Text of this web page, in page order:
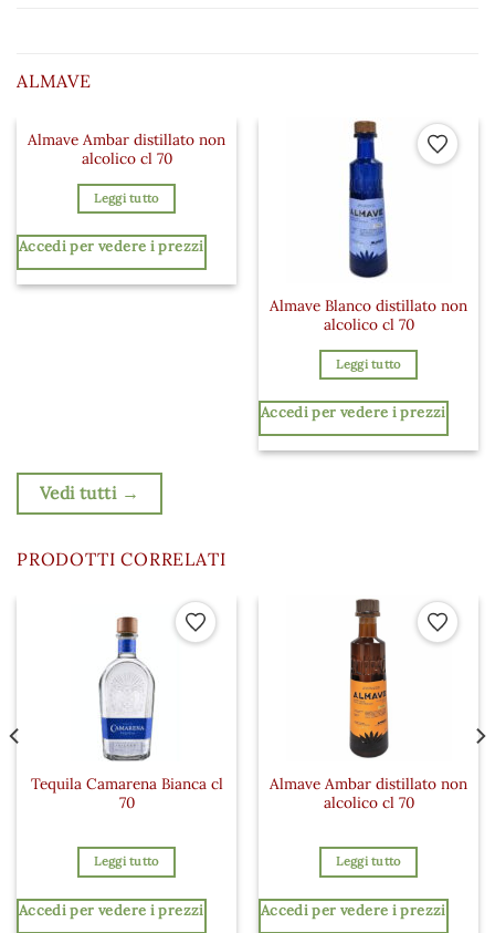
ALMAVE
Aggiungi ai preferiti
Almave Ambar distillato non
alcolico cl 70
Leggi tutto
Accedi per vedere i prezzi
Almave Blanco distillato non
alcolico cl 70
Leggi tutto
Accedi per vedere i prezzi
Vedi tutti →
PRODOTTI CORRELATI
Aggiungi ai preferiti
Tequila Camarena Bianca cl
70
Leggi tutto
Accedi per vedere i prezzi
Almave Ambar distillato non
alcolico cl 70
Leggi tutto
Accedi per vedere i prezzi